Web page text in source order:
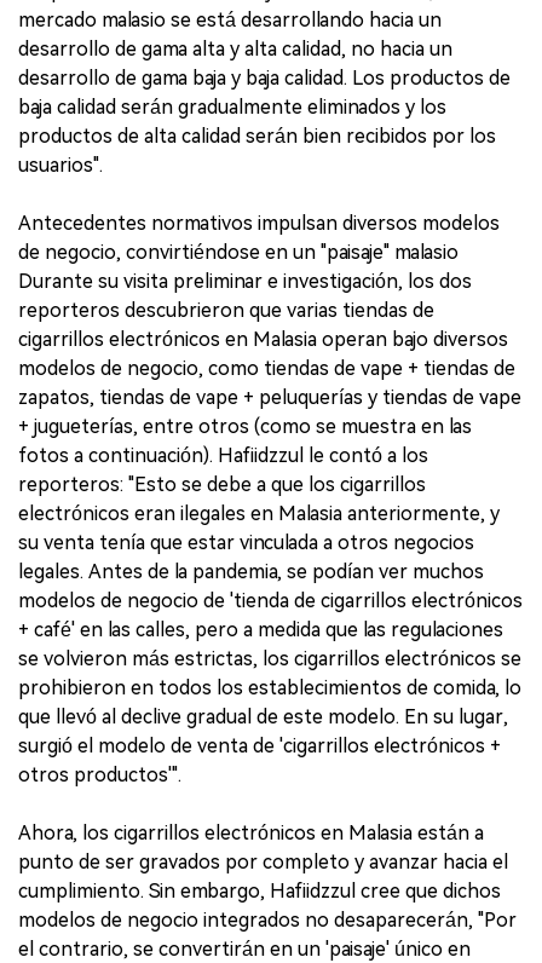
mercado malasio se está desarrollando hacia un
desarrollo de gama alta y alta calidad, no hacia un
desarrollo de gama baja y baja calidad. Los productos de
baja calidad serán gradualmente eliminados y los
productos de alta calidad serán bien recibidos por los
usuarios".
Antecedentes normativos impulsan diversos modelos
de negocio, convirtiéndose en un "paisaje" malasio
Durante su visita preliminar e investigación, los dos
reporteros descubrieron que varias tiendas de
cigarrillos electrónicos en Malasia operan bajo diversos
modelos de negocio, como tiendas de vape + tiendas de
zapatos, tiendas de vape + peluquerías y tiendas de vape
+ jugueterías, entre otros (como se muestra en las
fotos a continuación). Hafiidzzul le contó a los
reporteros: "Esto se debe a que los cigarrillos
electrónicos eran ilegales en Malasia anteriormente, y
su venta tenía que estar vinculada a otros negocios
legales. Antes de la pandemia, se podían ver muchos
modelos de negocio de 'tienda de cigarrillos electrónicos
+ café' en las calles, pero a medida que las regulaciones
se volvieron más estrictas, los cigarrillos electrónicos se
prohibieron en todos los establecimientos de comida, lo
que llevó al declive gradual de este modelo. En su lugar,
surgió el modelo de venta de 'cigarrillos electrónicos +
otros productos'".
Ahora, los cigarrillos electrónicos en Malasia están a
punto de ser gravados por completo y avanzar hacia el
cumplimiento. Sin embargo, Hafiidzzul cree que dichos
modelos de negocio integrados no desaparecerán, "Por
el contrario, se convertirán en un 'paisaje' único en